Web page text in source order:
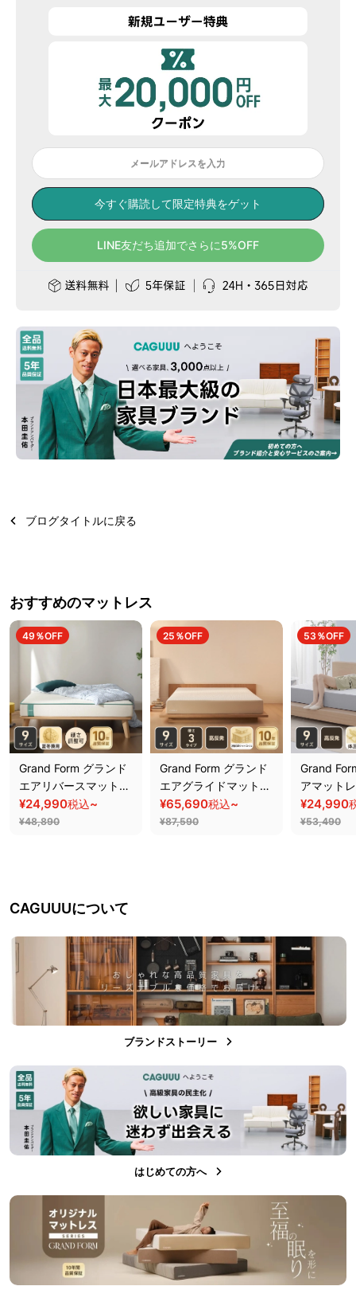
メールアドレスを入力
今すぐ購読して限定特典をゲット
LINE友だち追加でさらに5%OFF
ブログタイトルに戻る
おすすめのマットレス
49％OFF
Grand Form グランド
エアリバースマットレ
ス
¥24,990税込~
¥48,890
25％OFF
Grand Form グランド
エアグライドマットレ
ス
¥65,690税込~
¥87,590
53％OFF
Grand
アマット
¥24,990
¥53,490
CAGUUUについて
ブランドストーリー
はじめての方へ